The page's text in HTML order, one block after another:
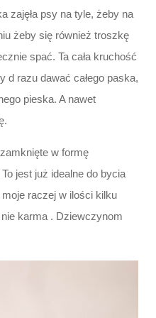
zajęła psy na tyle, żeby na
żeby się również troszkę
spać. Ta cała kruchość
d razu dawać całego paska,
pieska. A nawet
w formę
jest już idealne do bycia
raczej w ilości kilku
karma . Dziewczynom